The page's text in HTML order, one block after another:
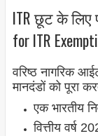
ITR छूट के लिए
for ITR
वरिष्ठ नागरिक
मानदंडों को पूरा
एक भारतीय
वित्तीय वर्ष